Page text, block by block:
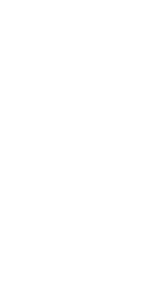
de
31 de